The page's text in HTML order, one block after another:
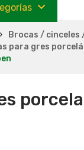
Brocas /
para gres